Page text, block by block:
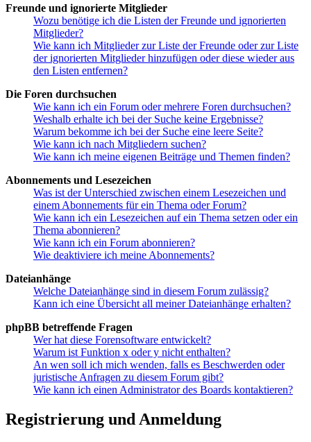
Freunde und ignorierte Mitglieder
Wozu benötige ich die Listen der Freunde und ignorierten
Mitglieder?
Wie kann ich Mitglieder zur Liste der Freunde oder zur Liste
der ignorierten Mitglieder hinzufügen oder diese wieder aus
den Listen entfernen?
Die Foren durchsuchen
Wie kann ich ein Forum oder mehrere Foren durchsuchen?
Weshalb erhalte ich bei der Suche keine Ergebnisse?
Warum bekomme ich bei der Suche eine leere Seite?
Wie kann ich nach Mitgliedern suchen?
Wie kann ich meine eigenen Beiträge und Themen finden?
Abonnements und Lesezeichen
Was ist der Unterschied zwischen einem Lesezeichen und
einem Abonnements für ein Thema oder Forum?
Wie kann ich ein Lesezeichen auf ein Thema setzen oder ein
Thema abonnieren?
Wie kann ich ein Forum abonnieren?
Wie deaktiviere ich meine Abonnements?
Dateianhänge
Welche Dateianhänge sind in diesem Forum zulässig?
Kann ich eine Übersicht all meiner Dateianhänge erhalten?
phpBB betreffende Fragen
Wer hat diese Forensoftware entwickelt?
Warum ist Funktion x oder y nicht enthalten?
An wen soll ich mich wenden, falls es Beschwerden oder
juristische Anfragen zu diesem Forum gibt?
Wie kann ich einen Administrator des Boards kontaktieren?
Registrierung und Anmeldung